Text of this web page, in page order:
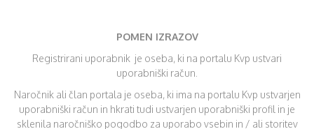
POMEN IZRAZOV
Registrirani uporabnik je oseba, ki na portalu Kvp ustvari
uporabniški račun.
Naročnik ali član portala je oseba, ki ima na portalu Kvp ustvarjen
uporabniški račun in hkrati tudi ustvarjen uporabniški profil in je
sklenila naročniško pogodbo za uporabo vsebin in / ali storitev